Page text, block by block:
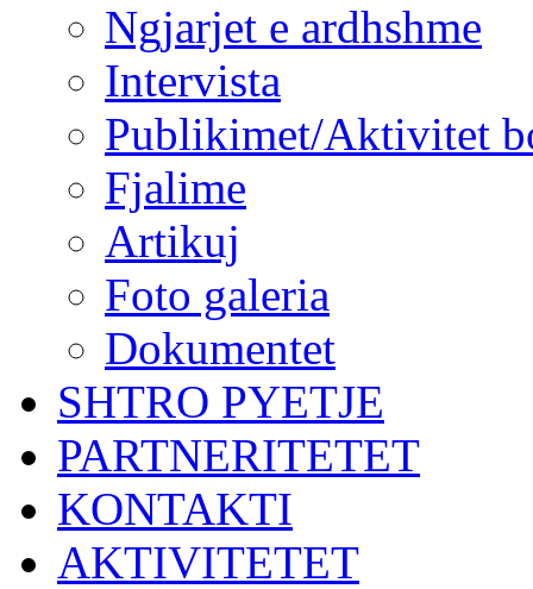
Ngjarjet e ardhshme
Intervista
Publikimet/Aktivitet
Fjalime
Artikuj
Foto galeria
Dokumentet
SHTRO PYETJE
PARTNERITETET
KONTAKTI
AKTIVITETET